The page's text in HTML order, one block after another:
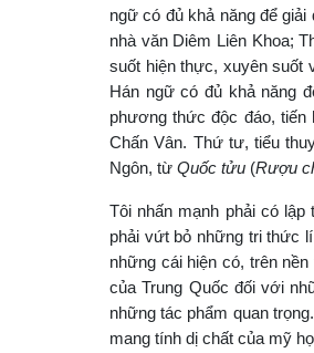
ngữ có đủ khả năng để
nhà văn Diêm Liên Khoa;
suốt hiện thực, xuyên suốt
Hán ngữ có đủ khả năng
phương thức độc đáo,
Chấn Vân. Thứ tư, tiểu
Ngôn, từ Quốc tửu (Rượu
Tôi nhấn mạnh phải có
phải vứt bỏ những tri thức
những cái hiện có, trên
của Trung Quốc đối với
những tác phẩm quan
mang tính dị chất của mỹ